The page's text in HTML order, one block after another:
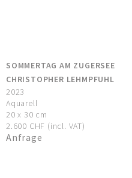
SOMMERTAG AM ZUGERSEE
CHRISTOPHER LEHMPFUHL
2023
Aquarell
20 x 30 cm
2.600 CHF (incl. VAT)
Anfrage